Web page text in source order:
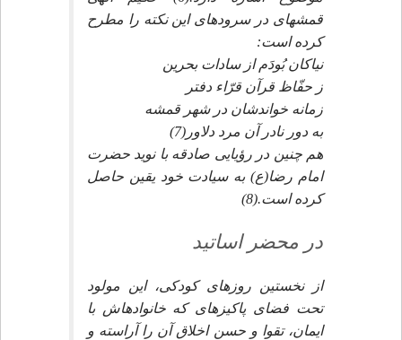
قمشه‏اى در سروده‏اى اين نكته را مطرح
كرده است:
نياكان بُودَم از سادات بحرين‏
ز حفّاظ قرآن قرّاء دفتر
زمانه خواندشان در شهر قمشه‏
به دور نادر آن مرد دلاور(7)
هم چنين در رؤيايى صادقه با نويد حضرت
امام رضا(ع) به سيادت خود يقين حاصل
كرده است.(8)
در محضر اساتيد
از نخستين روزهاى كودكى، اين مولود
تحت فضاى پاكيزه‏اى كه خانواده‏اش با
ايمان، تقوا و حسن اخلاق آن را آراسته و